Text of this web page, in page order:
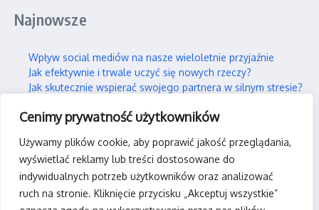
Cenimy prywatność użytkowników
Używamy plików cookie, aby poprawić jakość przeglądania,
wyświetlać reklamy lub treści dostosowane do
indywidualnych potrzeb użytkowników oraz analizować
ruch na stronie. Kliknięcie przycisku „Akceptuj wszystkie”
Najnowsze
Wpływ social mediów na nasze wieloletnie przyjaźnie
Jak efektywnie i trwale uczyć się nowych rzeczy?
Jak skutecznie wspierać swojego partnera w silnym stresie?
Praca hybrydowa – czy to faktycznie idealne rozwiązanie?
Kontakt
kontakt@rpas-team.pl